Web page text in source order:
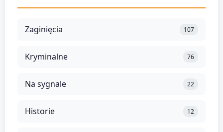
Zaginięcia 107
Kryminalne 76
Na sygnale 22
Historie 12